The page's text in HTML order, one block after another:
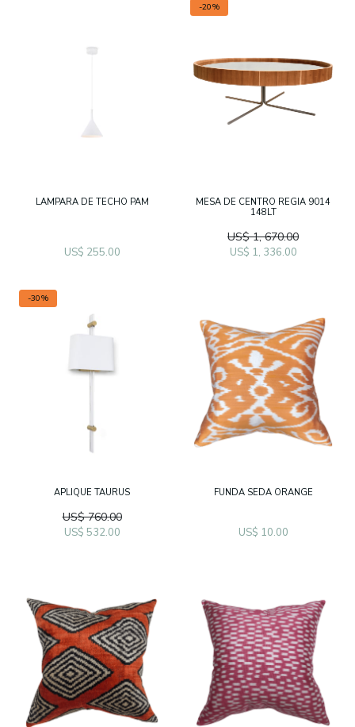
LAMPARA DE TECHO PAM
US$ 255.00
-20%
MESA DE CENTRO REGIA 9014
148LT
US$ 1, 670.00
US$ 1, 336.00
-30%
APLIQUE TAURUS
US$ 760.00
US$ 532.00
FUNDA SEDA ORANGE
US$ 10.00